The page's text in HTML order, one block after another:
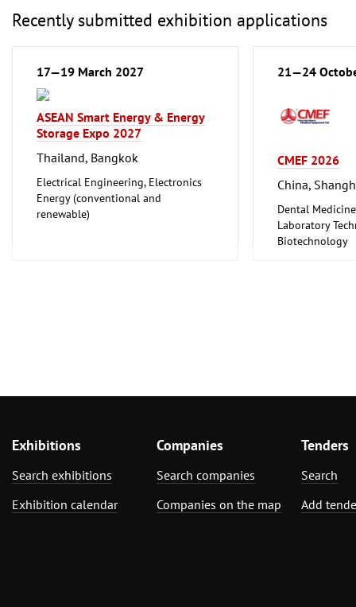
Recently submitted exhibition applications
17—19 March 2027
ASEAN Smart Energy & Energy
Storage Expo 2027
Thailand, Bangkok
Electrical Engineering, Electronics
Energy (conventional and
renewable)
21—24
CMEF 2026
China,
Dental
Laboratory
Biotechnology
Exhibitions
Search exhibitions
Exhibition calendar
Companies
Search companies
Companies on the map
Tenders
Search
Add